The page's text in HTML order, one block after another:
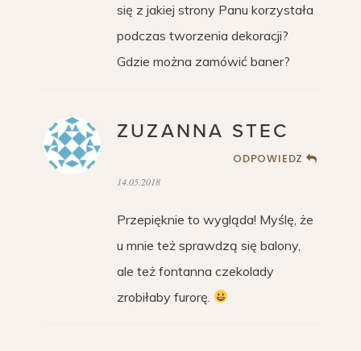
się z jakiej strony Panu korzystała
podczas tworzenia dekoracji?
Gdzie można zamówić baner?
ZUZANNA STEC
ODPOWIEDZ
14.05.2018
Przepięknie to wygląda! Myślę, że
u mnie też sprawdzą się balony,
ale też fontanna czekolady
zrobiłaby furorę.